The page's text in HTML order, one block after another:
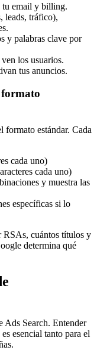
tu email y billing.
leads, tráfico),
y palabras clave por
los usuarios.
tus anuncios.
formato
formato estándar. Cada
cada uno)
cada uno)
y muestra las
específicas si lo
RSAs, cuántos títulos y
determina qué
Ads Search. Entender
esencial tanto para el